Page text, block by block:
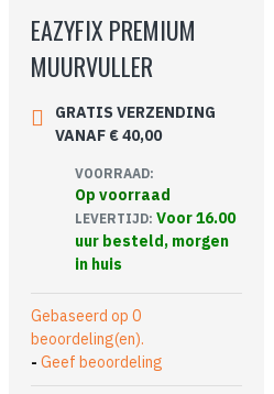
EAZYFIX PREMIUM
MUURVULLER
GRATIS VERZENDING
VANAF € 40,00
VOORRAAD:
Op voorraad
LEVERTIJD: Voor 16.00
uur besteld, morgen
in huis
Gebaseerd op 0
beoordeling(en).
- Geef beoordeling